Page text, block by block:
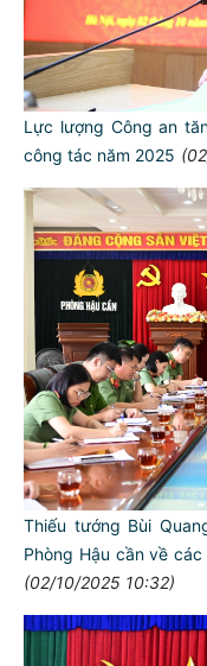
Lực lượng Công an
công tác năm 2025
Thiếu tướng Bùi
Phòng Hậu cần về
(02/10/2025 10:32)